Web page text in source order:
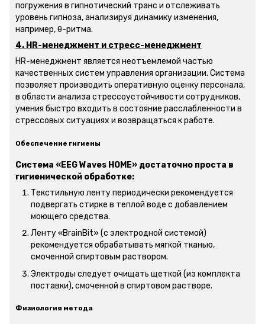
погружения в гипнотический транс и отслеживать
уровень гипноза, анализируя динамику изменения,
например, θ-ритма.
4. HR-менеджмент и стресс-менеджмент
HR-менеджмент является неотъемлемой частью
качественных систем управления организации. Система
позволяет производить оперативную оценку персонала,
в области анализа стрессоустойчивости сотрудников,
умения быстро входить в состояние расслабленности в
стрессовых ситуациях и возвращаться к работе.
Обеспечение гигиены
Система «EEG Waves HOME» достаточно проста в
гигиенической обработке:
Текстильную ленту периодически рекомендуется
подвергать стирке в теплой воде с добавлением
моющего средства.
Ленту «BrainBit» (с электродной системой)
рекомендуется обрабатывать мягкой тканью,
смоченной спиртовым раствором.
Электроды следует очищать щеткой (из комплекта
поставки), смоченной в спиртовом растворе.
Физиология метода